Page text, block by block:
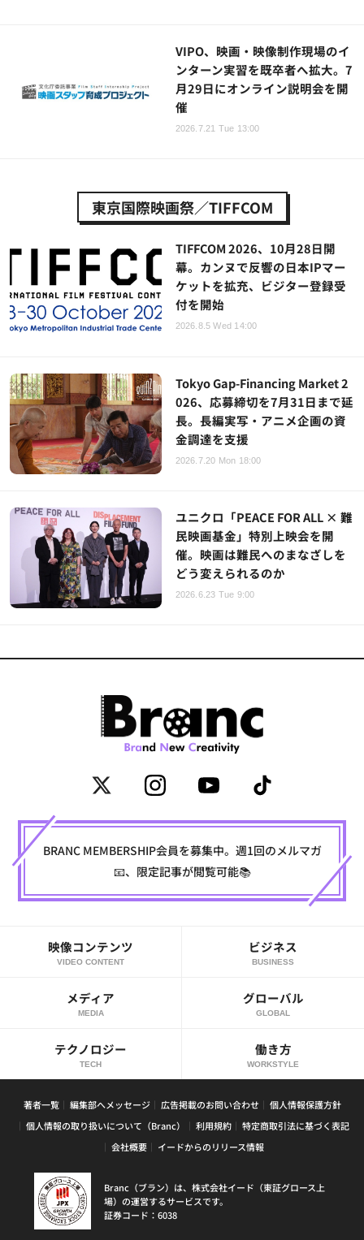
VIPO、映画・映像制作現場のイ
ンターン実習を既卒者へ拡大。7
月29日にオンライン説明会を開
催
2026.7.21 Tue 13:00
東京国際映画祭／TIFFCOM
TIFFCOM 2026、10月28日開
幕。カンヌで反響の日本IPマー
ケットを拡充、ビジター登録受
付を開始
2026.8.5 Wed 14:00
Tokyo Gap-Financing Market 2
026、応募締切を7月31日まで延
長。長編実写・アニメ企画の資
金調達を支援
2026.7.20 Mon 18:00
ユニクロ「PEACE FOR ALL × 難
民映画基金」特別上映会を開
催。映画は難民へのまなざしを
どう変えられるのか
2026.6.23 Tue 9:00
BRANC MEMBERSHIP会員を募集中。週1回のメルマガ
📧、限定記事が閲覧可能📚
映像コンテンツ
VIDEO CONTENT
ビジネス
BUSINESS
メディア
MEDIA
グローバル
GLOBAL
テクノロジー
TECH
働き方
WORKSTYLE
著者一覧 編集部へメッセージ 広告掲載のお問い合わせ
個人情報保護方針
個人情報の取り扱いについて（Branc）
利用規約
特定商取引法に基づく表記
会社概要
イードからのリリース情報
Branc（ブラン）は、株式会社イード（東証グロース上
場）の運営するサービスです。
証券コード：6038